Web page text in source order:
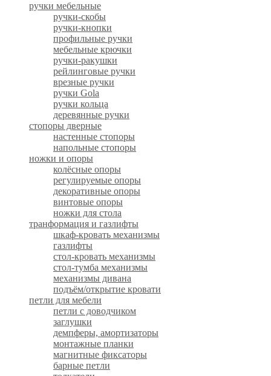
ручки мебельные
ручки-скобы
ручки-кнопки
профильные ручки
мебельные крючки
ручки-ракушки
рейлинговые ручки
врезные ручки
ручки Gola
ручки кольца
деревянные ручки
стопоры дверные
настенные стопоры
напольные стопоры
ножки и опоры
колёсные опоры
регулируемые опоры
декоративные опоры
винтовые опоры
ножки для стола
транформация и газлифты
шкаф-кровать механизмы
газлифты
стол-кровать механизмы
стол-тумба механизмы
механизмы дивана
подъём/открытие кровати
петли для мебели
петли с доводчиком
заглушки
демпферы, амортизаторы
монтажные планки
магнитные фиксаторы
барные петли